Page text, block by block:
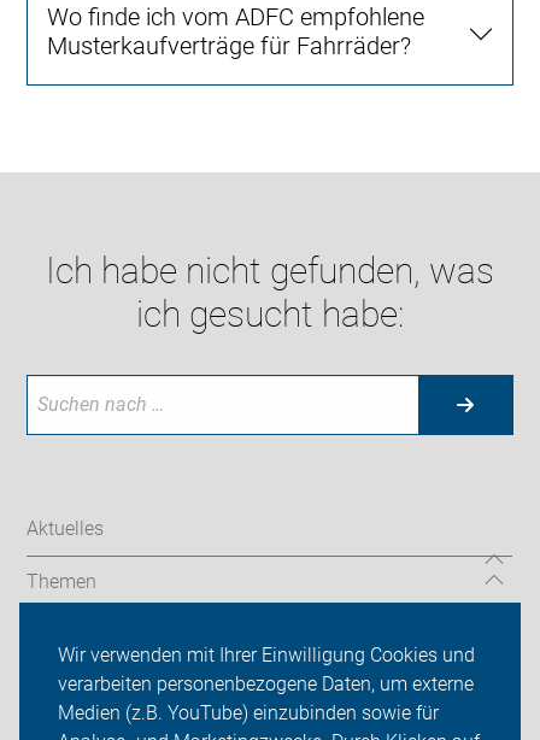
Wir verwenden mit Ihrer Einwilligung Cookies und
verarbeiten personenbezogene Daten, um externe
Medien (z.B. YouTube) einzubinden sowie für
Wo finde ich vom ADFC empfohlene
Musterkaufverträge für Fahrräder?
Ich habe nicht gefunden, was
ich gesucht habe:
Aktuelles
Themen
ADFC Heidenheim